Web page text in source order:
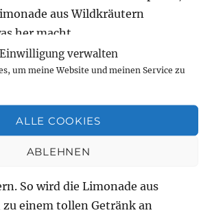
Einwilligung verwalten
um meine Website und meinen Service zu
ALLE COOKIES
ABLEHNEN
aus Wildkräutern
her macht.
verdünnt, wird der Sud zu
Limonade. Ich habe satt
und gut fand ich das
schönes Glas. Gebt Eiswürfel
So wird die Limonade aus
einem tollen Getränk an